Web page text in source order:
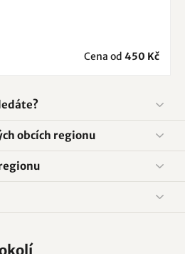
Cena od 450 Kč
obcích regionu